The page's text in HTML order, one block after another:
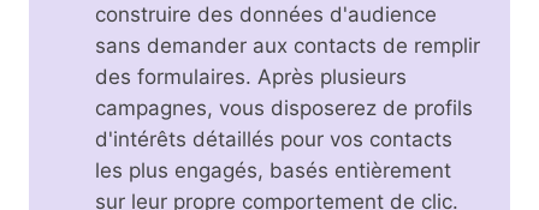
construire des données d'audience
sans demander aux contacts de remplir
des formulaires. Après plusieurs
campagnes, vous disposerez de profils
d'intérêts détaillés pour vos contacts
les plus engagés, basés entièrement
sur leur propre comportement de clic.